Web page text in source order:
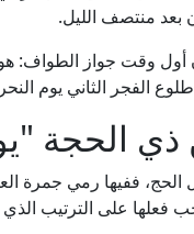
بعد منتصف الليل.
أول وقت جواز الطواف:
الفجر الثاني يوم
الحجة
الحج، ففيها رمي جمرة
فعلها على الترتيب